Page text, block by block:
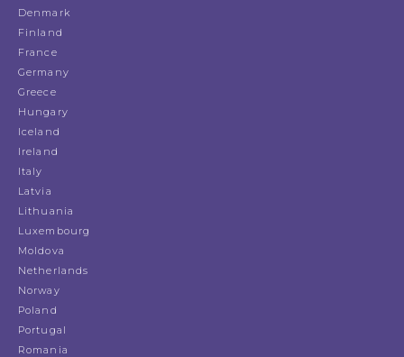
Denmark
Finland
France
Germany
Greece
Hungary
Iceland
Ireland
Italy
Latvia
Lithuania
Luxembourg
Moldova
Netherlands
Norway
Poland
Portugal
Romania